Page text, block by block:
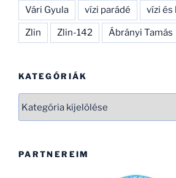
Vári Gyula vízi parádé vízi és
Zlin Zlin-142 Ábrányi Tamás
KATEGÓRIÁK
PARTNEREIM